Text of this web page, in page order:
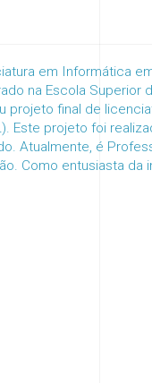
em Informática
na Escola Superior
projeto final de
Este projeto foi
Atualmente, é
Como entusiasta da